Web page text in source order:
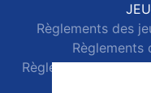
Règlements des
Règlements
Règlements des